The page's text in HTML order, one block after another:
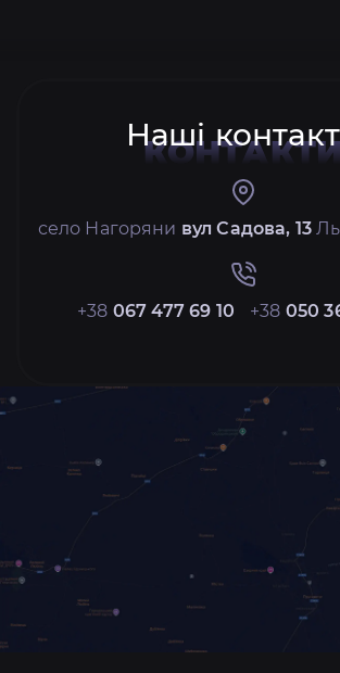
Наші
село Нагоряни вул Садова, 13
+38 067 477 69 10 +38 050